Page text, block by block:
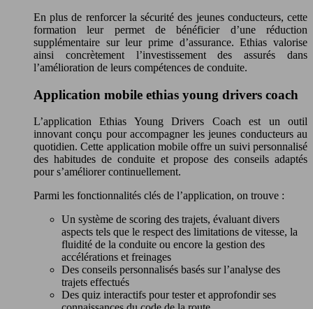
En plus de renforcer la sécurité des jeunes conducteurs, cette
formation leur permet de bénéficier d’une réduction
supplémentaire sur leur prime d’assurance. Ethias valorise
ainsi concrètement l’investissement des assurés dans
l’amélioration de leurs compétences de conduite.
Application mobile ethias young drivers coach
L’application Ethias Young Drivers Coach est un outil
innovant conçu pour accompagner les jeunes conducteurs au
quotidien. Cette application mobile offre un suivi personnalisé
des habitudes de conduite et propose des conseils adaptés
pour s’améliorer continuellement.
Parmi les fonctionnalités clés de l’application, on trouve :
Un système de scoring des trajets, évaluant divers
aspects tels que le respect des limitations de vitesse, la
fluidité de la conduite ou encore la gestion des
accélérations et freinages
Des conseils personnalisés basés sur l’analyse des
trajets effectués
Des quiz interactifs pour tester et approfondir ses